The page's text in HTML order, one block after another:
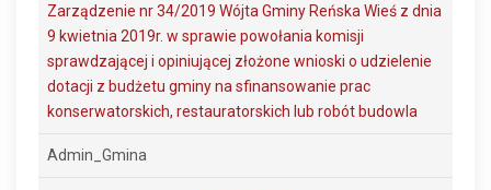
Zarządzenie nr 34/2019 Wójta Gminy Reńska Wieś z dnia
9 kwietnia 2019r. w sprawie powołania komisji
sprawdzającej i opiniującej złożone wnioski o udzielenie
dotacji z budżetu gminy na sfinansowanie prac
konserwatorskich, restauratorskich lub robót budowla
Admin_Gmina